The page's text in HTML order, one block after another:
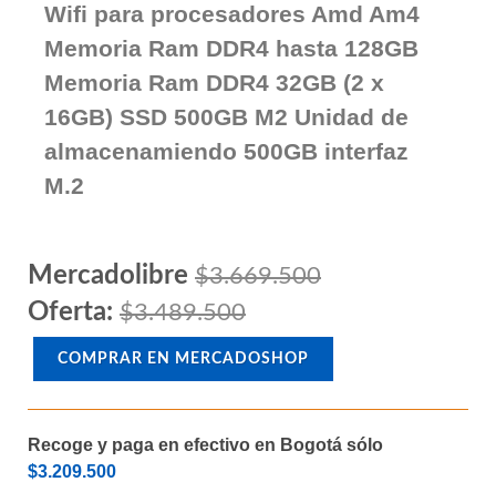
Wifi para procesadores Amd Am4
Memoria Ram DDR4 hasta 128GB
Memoria Ram DDR4 32GB (2 x
16GB) SSD 500GB M2 Unidad de
almacenamiendo 500GB interfaz
M.2
Mercadolibre $3.669.500
Oferta: $3.489.500
COMPRAR EN MERCADOSHOP
Recoge y paga en efectivo en Bogotá sólo
$3.209.500